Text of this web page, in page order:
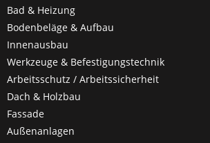
Bad & Heizung
Bodenbeläge & Aufbau
Innenausbau
Werkzeuge & Befestigungstechnik
Arbeitsschutz / Arbeitssicherheit
Dach & Holzbau
Fassade
Außenanlagen